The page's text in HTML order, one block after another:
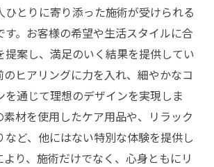
ひとりに寄り添った施術が受けられる
す。お客様の希望や生活スタイルに合
提案し、満足のいく結果を提供してい
のヒアリングに力を入れ、細やかなコ
を通じて理想のデザインを実現しま
素材を使用したケア用品や、リラック
など、他にはない特別な体験を提供し
り、施術だけでなく、心身ともにリ